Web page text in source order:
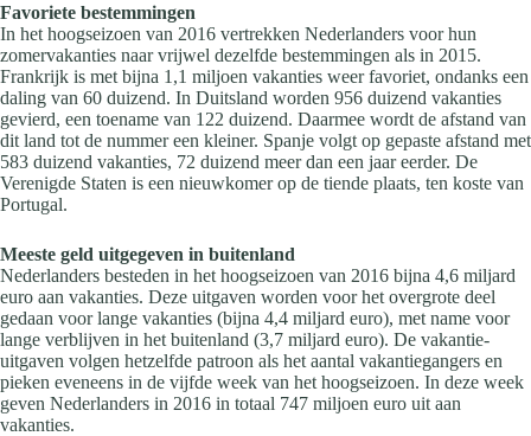
Favoriete bestemmingen
In het hoogseizoen van 2016 vertrekken Nederlanders voor hun
zomervakanties naar vrijwel dezelfde bestemmingen als in 2015.
Frankrijk is met bijna 1,1 miljoen vakanties weer favoriet, ondanks een
daling van 60 duizend. In Duitsland worden 956 duizend vakanties
gevierd, een toename van 122 duizend. Daarmee wordt de afstand van
dit land tot de nummer een kleiner. Spanje volgt op gepaste afstand met
583 duizend vakanties, 72 duizend meer dan een jaar eerder. De
Verenigde Staten is een nieuwkomer op de tiende plaats, ten koste van
Portugal.
Meeste geld uitgegeven in buitenland
Nederlanders besteden in het hoogseizoen van 2016 bijna 4,6 miljard
euro aan vakanties. Deze uitgaven worden voor het overgrote deel
gedaan voor lange vakanties (bijna 4,4 miljard euro), met name voor
lange verblijven in het buitenland (3,7 miljard euro). De vakantie-
uitgaven volgen hetzelfde patroon als het aantal vakantiegangers en
pieken eveneens in de vijfde week van het hoogseizoen. In deze week
geven Nederlanders in 2016 in totaal 747 miljoen euro uit aan
vakanties.